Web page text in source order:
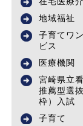
地域福祉
子育てワ
ビス
医療機関
宮崎県立
推薦型選
枠）入試
子育て